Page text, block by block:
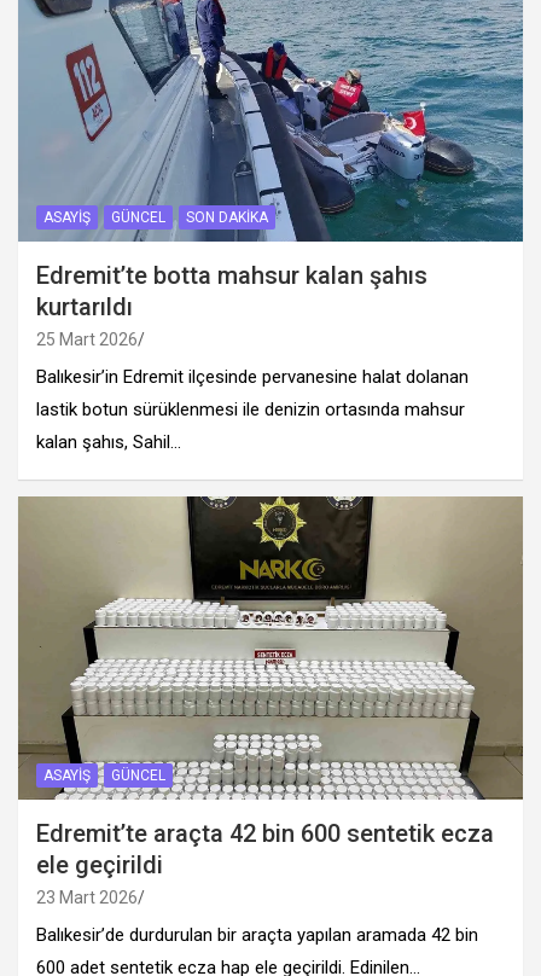
ASAYIŞ GÜNCEL SON DAKIKA
Edremit’te botta mahsur kalan şahıs
kurtarıldı
25 Mart 2026
Balıkesir’in Edremit ilçesinde pervanesine halat dolanan
lastik botun sürüklenmesi ile denizin ortasında mahsur
kalan şahıs, Sahil…
ASAYIŞ GÜNCEL
Edremit’te araçta 42 bin 600 sentetik ecza
ele geçirildi
23 Mart 2026
Balıkesir’de durdurulan bir araçta yapılan aramada 42 bin
600 adet sentetik ecza hap ele geçirildi. Edinilen…